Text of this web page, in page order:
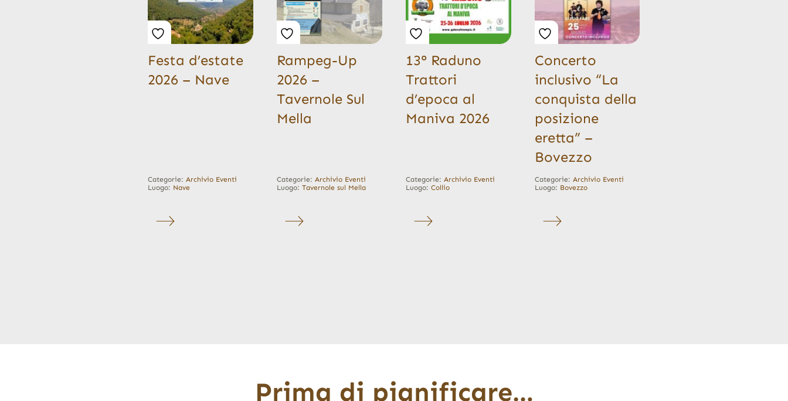
Festa d’estate
2026 – Nave
Categorie:Archivio Eventi
Luogo: Nave
Rampeg-Up
2026 –
Tavernole Sul
Mella
Categorie:Archivio Eventi
Luogo:Tavernole sul Mella
13° Raduno
Trattori
d’epoca al
Maniva 2026
Categorie: Archivio Eventi
Luogo: Collio
Concerto
inclusivo “La
conquista della
posizione
eretta” –
Bovezzo
Categorie: Archivio Eventi
Luogo: Bovezzo
Prima di pianificare…